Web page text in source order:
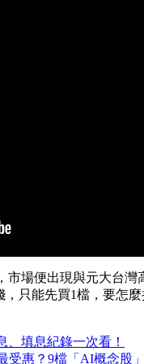
市場便出現與元大台
只能先買1檔，要怎
、填息紀錄一次看！
受惠？9檔「AI概念股